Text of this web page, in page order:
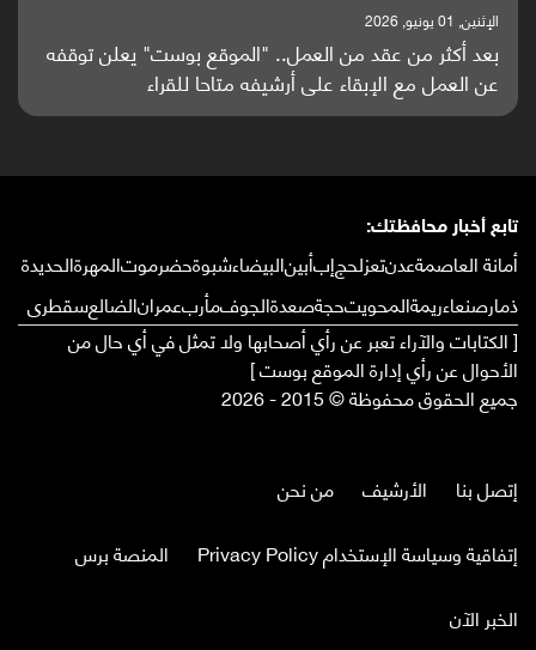
الإثنين, 25 مايو, 2026
باحثون من اليمن يدخلون سباق أبحاث ألزهايمر بدراسة
واعدة منشورة عالميا (ترجمة)
تابع أخبار محافظتك:
أمانة العاصمةعدنتعزلحجإبأبينالبيضاءشبوةحضرموتالمهرةالحديدة
ذمارصنعاءريمةالمحويتحجةصعدةالجوفمأربعمرانالضالعسقطرى
[ الكتابات والآراء تعبر عن رأي أصحابها ولا تمثل في أي حال من
الأحوال عن رأي إدارة الموقع بوست ]
جميع الحقوق محفوظة © 2015 - 2026
إتصل بنا الأرشيف
من نحن
إتفاقية وسياسة الإستخدام Privacy Policy
المنصة برس
الخبر الآن